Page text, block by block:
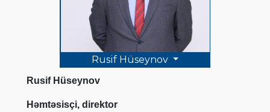
Rusif Hüseynov
Rusif Hüseynov
Həmtəsisçi, direktor